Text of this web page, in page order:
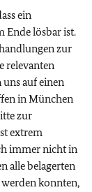
ein
lösbar ist.
zur
relevanten
uns auf einen
in München
zur
extrem
immer nicht in
alle belagerten
konnten,